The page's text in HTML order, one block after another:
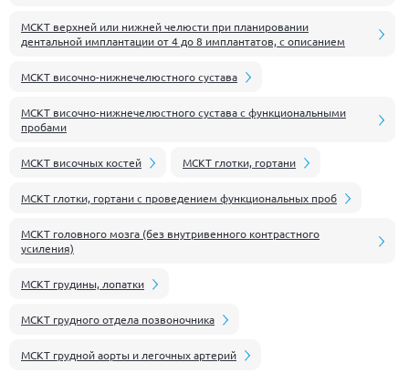
МСКТ верхней или нижней челюсти при планировании
дентальной имплантации от 4 до 8 имплантатов, с описанием
МСКТ височно-нижнечелюстного сустава
МСКТ височно-нижнечелюстного сустава с функциональными
пробами
МСКТ височных костей МСКТ глотки, гортани
МСКТ глотки, гортани с проведением функциональных проб
МСКТ головного мозга (без внутривенного контрастного
усиления)
МСКТ грудины, лопатки
МСКТ грудного отдела позвоночника
МСКТ грудной аорты и легочных артерий